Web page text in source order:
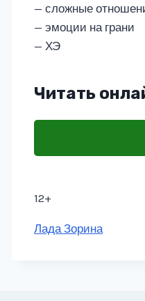
— сложные
— эмоции на грани
— ХЭ
Читать
12+
Метки
Лада Зорина